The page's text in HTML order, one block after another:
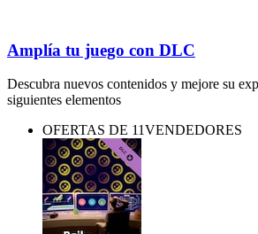
Amplía tu juego con DLC
Descubra nuevos contenidos y mejore su
siguientes elementos
OFERTAS DE 11VENDEDORES